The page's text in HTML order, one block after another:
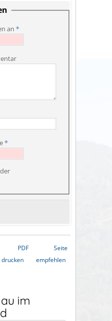
an *
*
PDF
drucken
Seite
empfehlen
im